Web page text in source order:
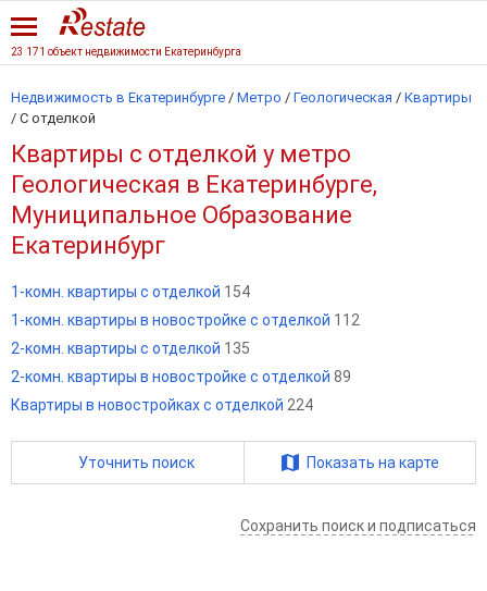
23 171 объект недвижимости Екатеринбурга
Недвижимость в Екатеринбурге / Метро / Геологическая / Квартиры
/ С отделкой
Квартиры с отделкой у метро
Геологическая в Екатеринбурге,
Муниципальное Образование
Екатеринбург
1-комн. квартиры с отделкой 154
1-комн. квартиры в новостройке с отделкой 112
2-комн. квартиры с отделкой 135
2-комн. квартиры в новостройке с отделкой 89
Квартиры в новостройках с отделкой 224
Уточнить поиск Показать на карте
Сохранить поиск и подписаться